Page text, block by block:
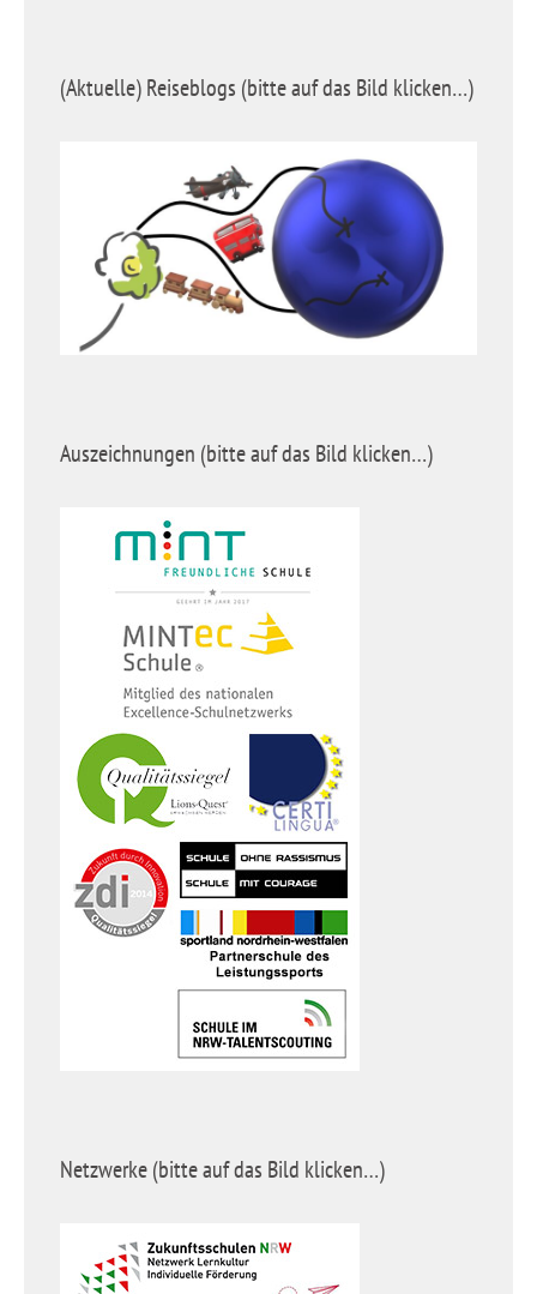
(Aktuelle) Reiseblogs (bitte auf das Bild klicken…)
Auszeichnungen (bitte auf das Bild klicken…)
Netzwerke (bitte auf das Bild klicken…)